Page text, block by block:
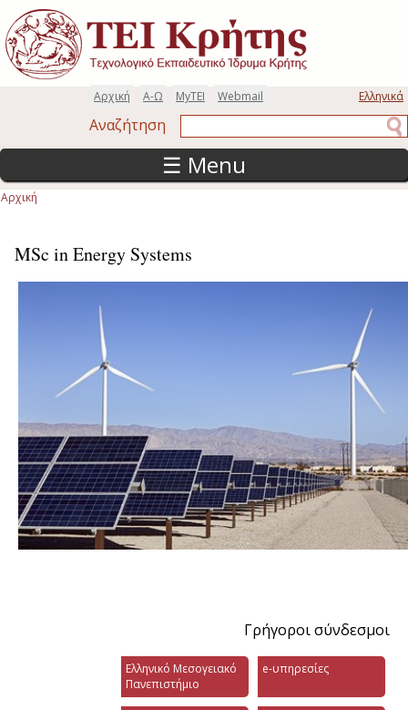
Παράκαμψη προς το κυρίως περιεχόμενο
Ελληνικά
Webmail
MyTEI
Α-Ω
Αρχική
Αναζήτηση
☰ Menu
Αρχική
MSc in Energy Systems
Γρήγοροι σύνδεσμοι
Ελληνικό Μεσογειακό
Πανεπιστήμιο
e-υπηρεσίες